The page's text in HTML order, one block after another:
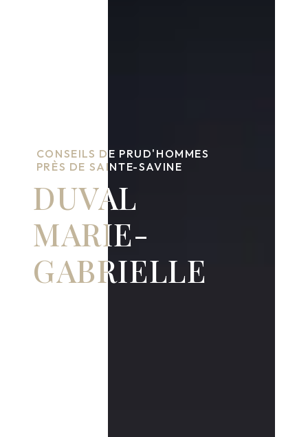
CONSEILS DE PRUD'HOMMES
PRÈS DE SAINTE-SAVINE
DUVAL
MARIE-
GABRIELLE